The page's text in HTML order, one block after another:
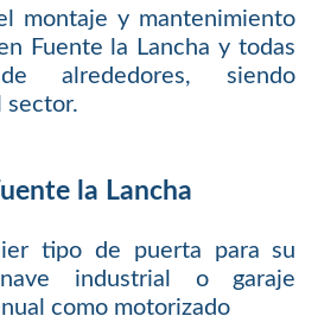
montaje y mantenimiento
Fuente la Lancha y todas
alrededores, siendo
sector.
la Lancha
tipo de puerta para su
industrial o garaje
como motorizado